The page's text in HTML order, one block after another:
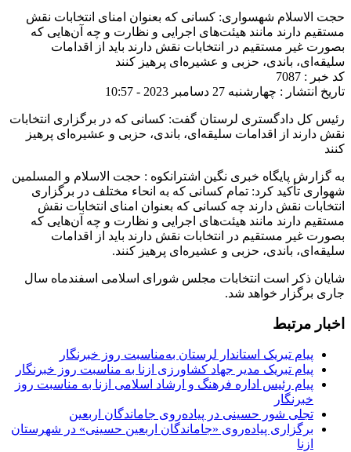
حجت الاسلام شهسواری: کسانی که بعنوان امنای انتخابات نقش
مستقیم دارند مانند هیئت‌های اجرایی و نظارت و چه آن‌هایی که
بصورت غیر مستقیم در انتخابات نقش دارند باید از اقدامات
سلیقه‌ای، باندی، حزبی و عشیره‌ای پرهیز کنند
کد خبر : 7087
تاریخ انتشار : چهارشنبه 27 دسامبر 2023 - 10:57
رئیس کل دادگستری لرستان گفت: کسانی که در برگزاری انتخابات
نقش دارند از اقدامات سلیقه‌ای، باندی، حزبی و عشیره‌ای پرهیز
کنند
به گزارش پایگاه خبری نگین اشترانکوه : حجت الاسلام و المسلمین
شهواری تأکید کرد: تمام کسانی که به انحاء مختلف در برگزاری
انتخابات نقش دارند چه کسانی که بعنوان امنای انتخابات نقش
مستقیم دارند مانند هیئت‌های اجرایی و نظارت و چه آن‌هایی که
بصورت غیر مستقیم در انتخابات نقش دارند باید از اقدامات
سلیقه‌ای، باندی، حزبی و عشیره‌ای پرهیز کنند.
شایان ذکر است انتخابات مجلس شورای اسلامی اسفندماه سال
جاری برگزار خواهد شد.
اخبار مرتبط
پیام تبریک استاندار لرستان به‌مناسبت روز خبرنگار
پیام تبریک مدیر جهاد کشاورزی ازنا به مناسبت روز خبرنگار
پیام رئیس اداره فرهنگ و ارشاد اسلامی ازنا به مناسبت روز
خبرنگار
تجلی شور حسینی در پیاده‌روی جاماندگان اربعین
برگزاری پیاده‌روی «جاماندگان اربعین حسینی» در شهرستان
ازنا